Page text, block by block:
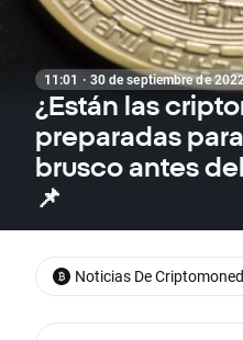
11:01 · 30 de septiembre de
¿Están las
preparadas
brusco antes
📌
Noticias De